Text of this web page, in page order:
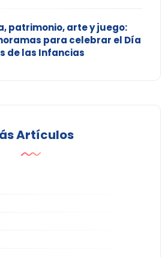
patrimonio, arte y juego:
para celebrar el Día
de las Infancias
Artículos